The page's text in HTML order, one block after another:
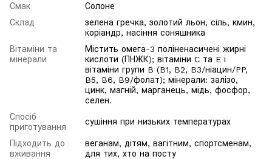
Смак
Солоне
Склад
зелена гречка, золотий льон, сіль, кмин,
коріандр, насіння соняшника
Вітаміни та
мінерали
Містить омега-3 поліненасичені жирні
кислоти (ПНЖК); вітаміни C та E і
вітаміни групи B (B1, B2, B3/ніацин/PP,
B5, B6, B9/фолат); мінерали: залізо,
цинк, магній, марганець, мідь, фосфор,
селен.
Спосіб
приготування
сушіння при низьких температурах
Підходить до
вживання
веганам, дітям, вагітним, спортсменам,
для тих, хто на посту